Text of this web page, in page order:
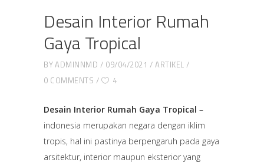
Desain Interior Rumah
Gaya Tropical
BYADMINNMD 09/04/2021
ARTIKEL
0 COMMENTS
4
Desain Interior Rumah Gaya Tropical –
indonesia merupakan negara dengan iklim
tropis, hal ini pastinya berpengaruh pada gaya
arsitektur, interior maupun eksterior yang